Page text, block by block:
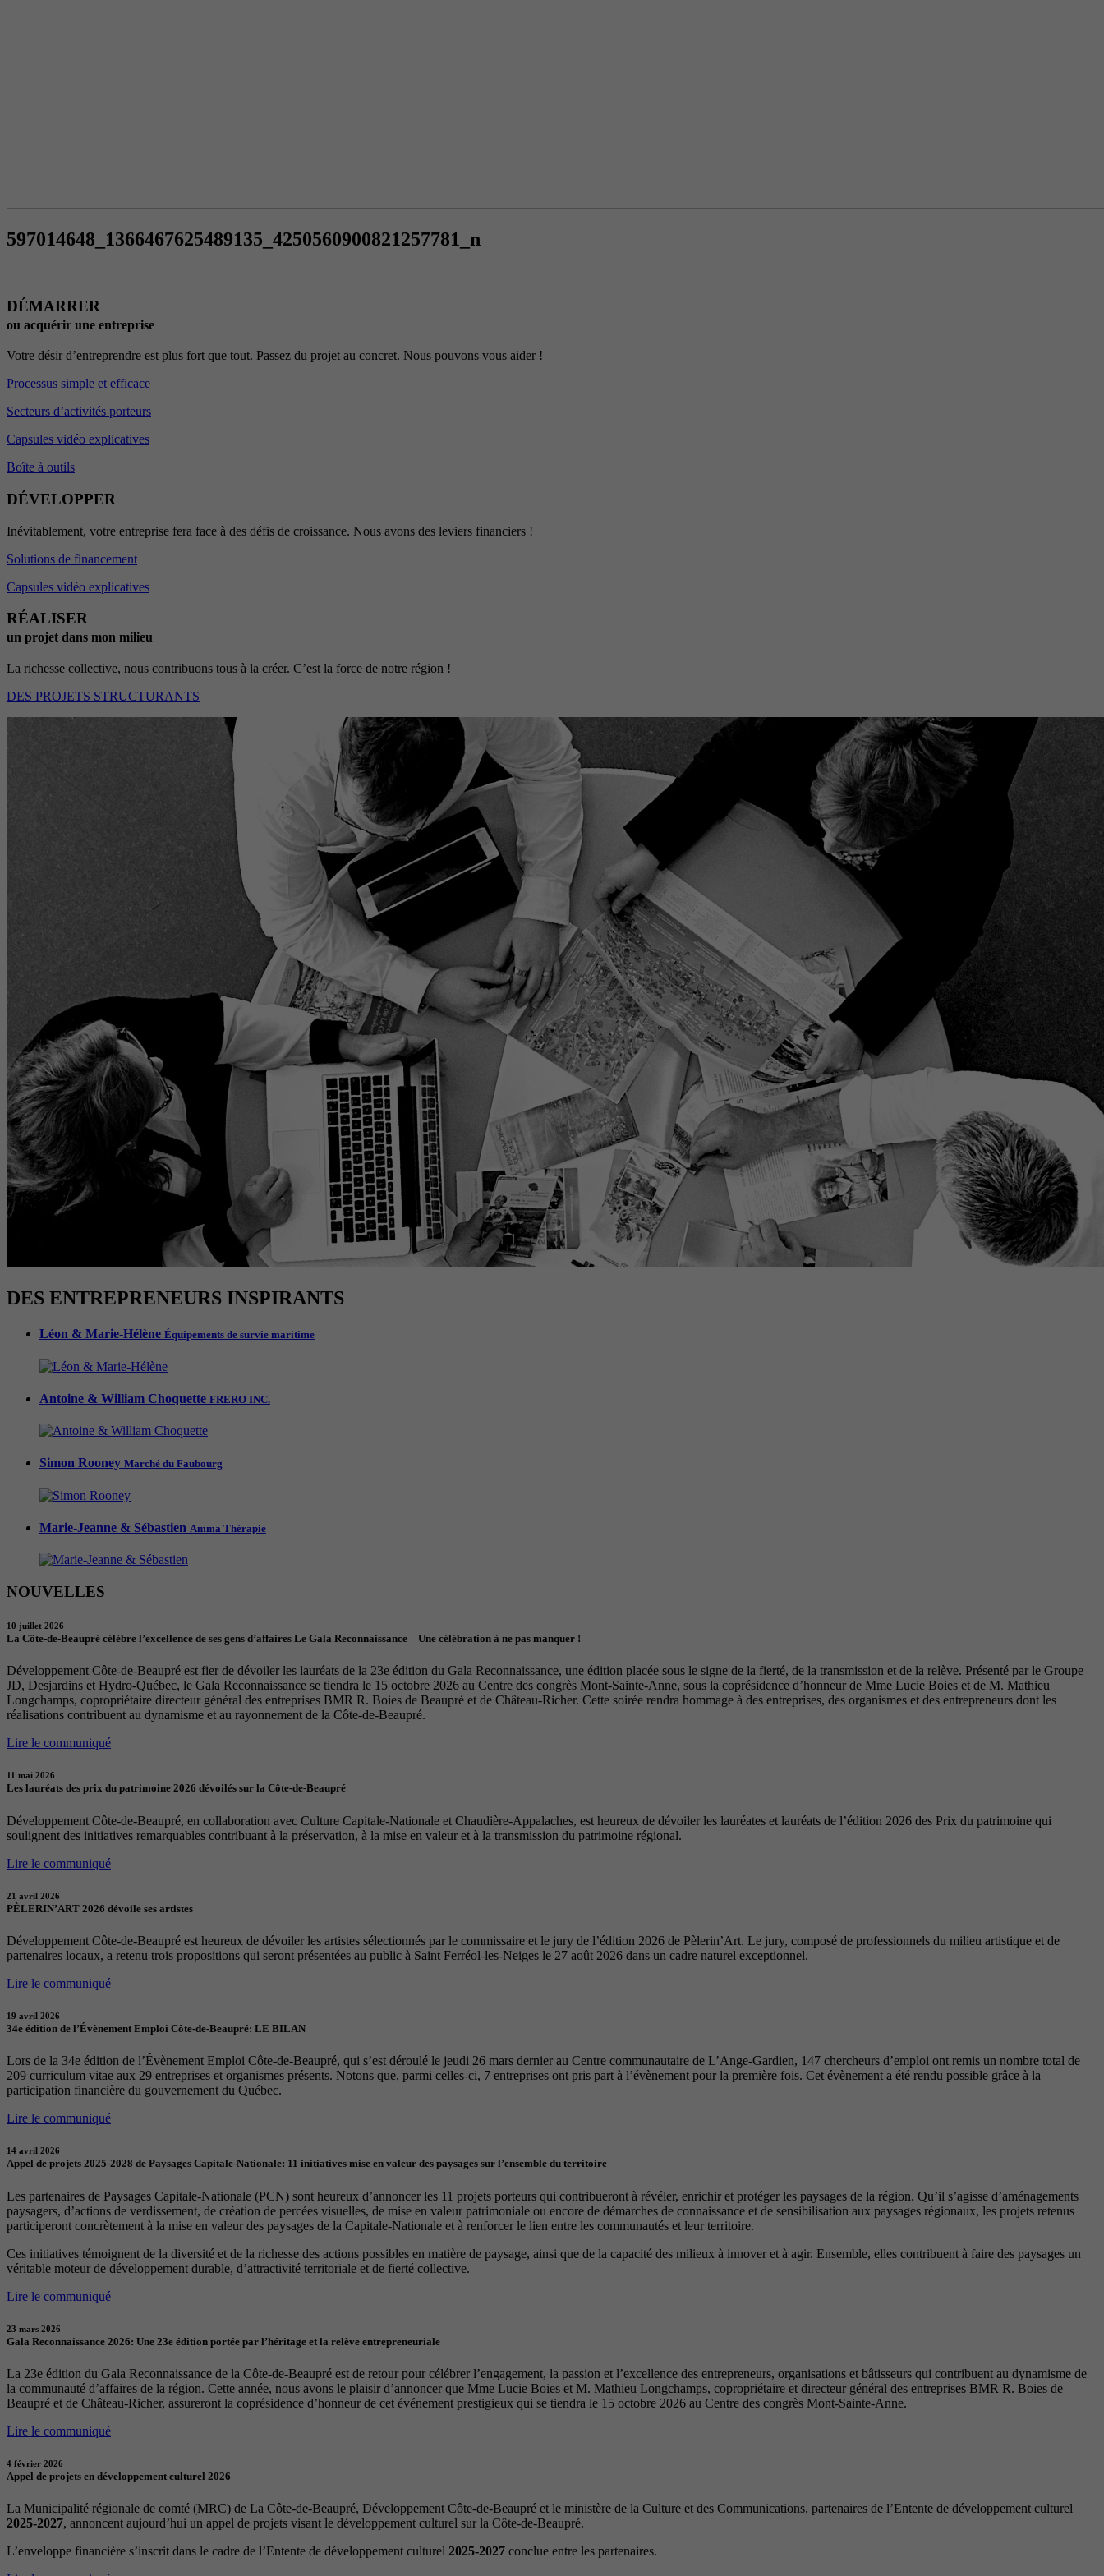
597014648_1366467625489135_4250560900821257781_n
DÉMARRER
ou acquérir une entreprise
Votre désir d’entreprendre est plus fort que tout. Passez du projet au concret. Nous pouvons vous aider !
Processus simple et efficace
Secteurs d’activités porteurs
Capsules vidéo explicatives
Boîte à outils
DÉVELOPPER
Inévitablement, votre entreprise fera face à des défis de croissance. Nous avons des leviers financiers !
Solutions de financement
Capsules vidéo explicatives
RÉALISER
un projet dans mon milieu
La richesse collective, nous contribuons tous à la créer. C’est la force de notre région !
DES PROJETS STRUCTURANTS
DES ENTREPRENEURS INSPIRANTS
Léon & Marie-Hélène Équipements de survie maritime
Antoine & William Choquette FRERO INC.
Simon Rooney Marché du Faubourg
Marie-Jeanne & Sébastien Amma Thérapie
NOUVELLES
10 juillet 2026
La Côte-de-Beaupré célèbre l’excellence de ses gens d’affaires Le Gala Reconnaissance – Une célébration à ne pas manquer !
Développement Côte-de-Beaupré est fier de dévoiler les lauréats de la 23e édition du Gala Reconnaissance, une édition placée sous le signe de la fierté, de la transmission et de la relève. Présenté par le Groupe
JD, Desjardins et Hydro-Québec, le Gala Reconnaissance se tiendra le 15 octobre 2026 au Centre des congrès Mont-Sainte-Anne, sous la coprésidence d’honneur de Mme Lucie Boies et de M. Mathieu
Longchamps, copropriétaire directeur général des entreprises BMR R. Boies de Beaupré et de Château-Richer. Cette soirée rendra hommage à des entreprises, des organismes et des entrepreneurs dont les
réalisations contribuent au dynamisme et au rayonnement de la Côte-de-Beaupré.
Lire le communiqué
11 mai 2026
Les lauréats des prix du patrimoine 2026 dévoilés sur la Côte-de-Beaupré
Développement Côte-de-Beaupré, en collaboration avec Culture Capitale-Nationale et Chaudière-Appalaches, est heureux de dévoiler les lauréates et lauréats de l’édition 2026 des Prix du patrimoine qui
soulignent des initiatives remarquables contribuant à la préservation, à la mise en valeur et à la transmission du patrimoine régional.
Lire le communiqué
21 avril 2026
PÈLERIN’ART 2026 dévoile ses artistes
Développement Côte-de-Beaupré est heureux de dévoiler les artistes sélectionnés par le commissaire et le jury de l’édition 2026 de Pèlerin’Art. Le jury, composé de professionnels du milieu artistique et de
partenaires locaux, a retenu trois propositions qui seront présentées au public à Saint Ferréol-les-Neiges le 27 août 2026 dans un cadre naturel exceptionnel.
Lire le communiqué
19 avril 2026
34e édition de l’Évènement Emploi Côte-de-Beaupré: LE BILAN
Lors de la 34e édition de l’Évènement Emploi Côte-de-Beaupré, qui s’est déroulé le jeudi 26 mars dernier au Centre communautaire de L’Ange-Gardien, 147 chercheurs d’emploi ont remis un nombre total de
209 curriculum vitae aux 29 entreprises et organismes présents. Notons que, parmi celles-ci, 7 entreprises ont pris part à l’évènement pour la première fois. Cet évènement a été rendu possible grâce à la
participation financière du gouvernement du Québec.
Lire le communiqué
14 avril 2026
Appel de projets 2025-2028 de Paysages Capitale-Nationale: 11 initiatives mise en valeur des paysages sur l’ensemble du territoire
Les partenaires de Paysages Capitale-Nationale (PCN) sont heureux d’annoncer les 11 projets porteurs qui contribueront à révéler, enrichir et protéger les paysages de la région. Qu’il s’agisse d’aménagements
paysagers, d’actions de verdissement, de création de percées visuelles, de mise en valeur patrimoniale ou encore de démarches de connaissance et de sensibilisation aux paysages régionaux, les projets retenus
participeront concrètement à la mise en valeur des paysages de la Capitale-Nationale et à renforcer le lien entre les communautés et leur territoire.
Ces initiatives témoignent de la diversité et de la richesse des actions possibles en matière de paysage, ainsi que de la capacité des milieux à innover et à agir. Ensemble, elles contribuent à faire des paysages un
véritable moteur de développement durable, d’attractivité territoriale et de fierté collective.
Lire le communiqué
23 mars 2026
Gala Reconnaissance 2026: Une 23e édition portée par l’héritage et la relève entrepreneuriale
La 23e édition du Gala Reconnaissance de la Côte-de-Beaupré est de retour pour célébrer l’engagement, la passion et l’excellence des entrepreneurs, organisations et bâtisseurs qui contribuent au dynamisme de
la communauté d’affaires de la région. Cette année, nous avons le plaisir d’annoncer que Mme Lucie Boies et M. Mathieu Longchamps, copropriétaire et directeur général des entreprises BMR R. Boies de
Beaupré et de Château-Richer, assureront la coprésidence d’honneur de cet événement prestigieux qui se tiendra le 15 octobre 2026 au Centre des congrès Mont-Sainte-Anne.
Lire le communiqué
4 février 2026
Appel de projets en développement culturel 2026
La Municipalité régionale de comté (MRC) de La Côte-de-Beaupré, Développement Côte-de-Beaupré et le ministère de la Culture et des Communications, partenaires de l’Entente de développement culturel
2025-2027, annoncent aujourd’hui un appel de projets visant le développement culturel sur la Côte-de-Beaupré.
L’enveloppe financière s’inscrit dans le cadre de l’Entente de développement culturel 2025-2027 conclue entre les partenaires.